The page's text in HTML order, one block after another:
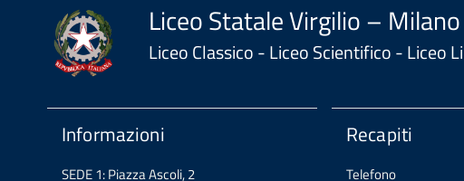
Liceo Statale Virgilio – Milano
Liceo Classico - Liceo Scientifico - Liceo
Informazioni
SEDE 1: Piazza Ascoli, 2
Recapiti
Telefono